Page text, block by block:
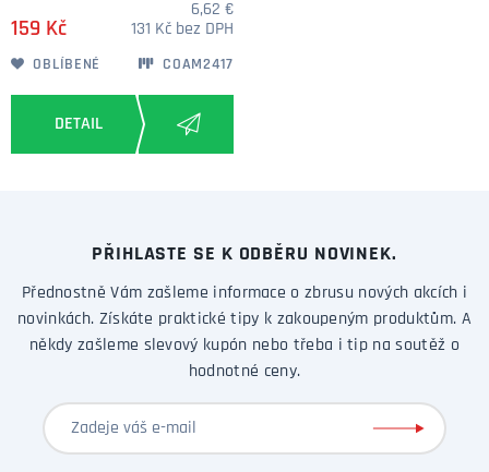
159 Kč
6,62 €
131 Kč bez DPH
OBLÍBENÉ COAM2417
PŘIHLASTE SE K ODBĚRU NOVINEK.
Přednostně Vám zašleme informace o zbrusu nových akcích i
novinkách. Získáte praktické tipy k zakoupeným produktům. A
někdy zašleme slevový kupón nebo třeba i tip na soutěž o
hodnotné ceny.